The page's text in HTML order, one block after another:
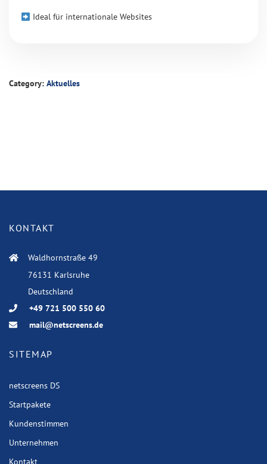
Ideal für internationale Websites
Category: Aktuelles
KONTAKT
Waldhornstraße 49
76131 Karlsruhe
Deutschland
+49 721 500 550 60
mail@netscreens.de
SITEMAP
netscreens DS
Startpakete
Kundenstimmen
Unternehmen
Kontakt